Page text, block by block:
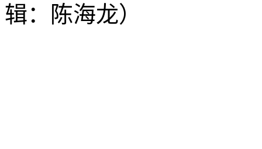
辑：陈海龙）